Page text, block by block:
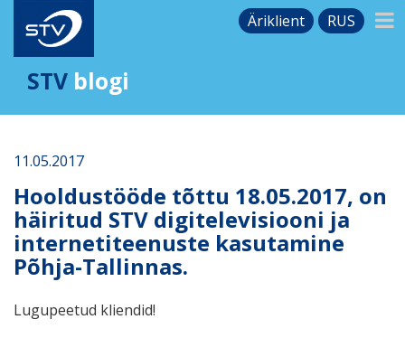
Äriklient RUS
STV blogi
11.05.2017
Hooldustööde tõttu 18.05.2017, on
häiritud STV digitelevisiooni ja
internetiteenuste kasutamine
Põhja-Tallinnas.
Lugupeetud kliendid!